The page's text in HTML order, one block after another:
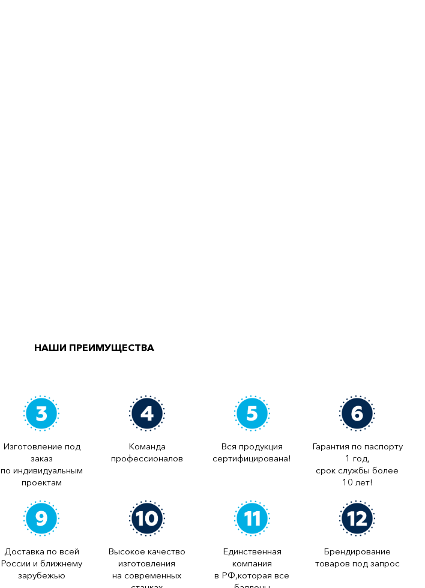
НАШИ ПРЕИМУЩЕСТВА
Изготовление под
заказ
по индивидуальным
проектам
Команда
профессионалов
Вся продукция
сертифицирована!
Гарантия по паспорту
1 год,
срок службы более
10 лет!
Доставка по всей
России и ближнему
зарубежью
Высокое качество
изготовления
на современных
Единственная
компания
в РФ,которая все
Брендирование
товаров под запрос